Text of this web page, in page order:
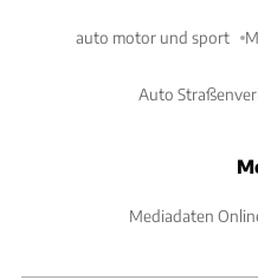
auto motor und sport
Auto
Mediadaten